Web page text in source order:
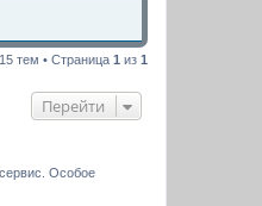
15 тем • Страница 1 из 1
Перейти
Особое